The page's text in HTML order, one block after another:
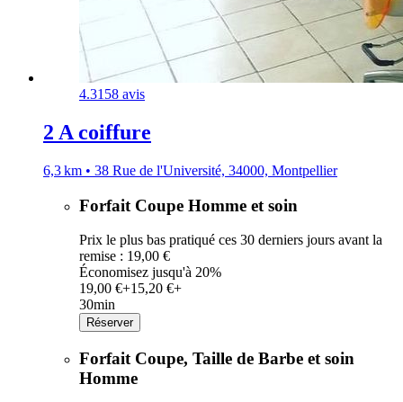
4.3158 avis
2 A coiffure
6,3 km • 38 Rue de l'Université, 34000, Montpellier
Forfait Coupe Homme et soin
Prix le plus bas pratiqué ces 30 derniers jours avant la
remise : 19,00 €
Économisez jusqu'à 20%
19,00 €+15,20 €+
30min
Réserver
Forfait Coupe, Taille de Barbe et soin
Homme